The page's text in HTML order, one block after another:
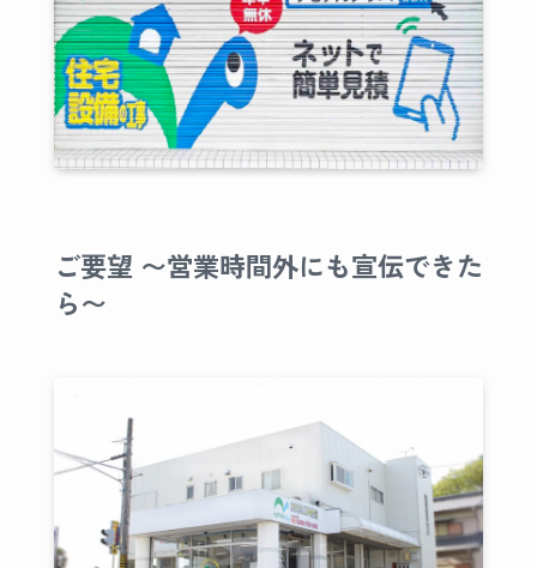
ご要望 〜営業時間外にも宣伝できた
ら〜